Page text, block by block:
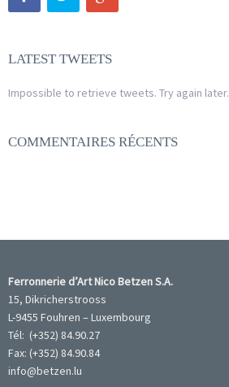
LATEST TWEETS
Impossible to retrieve tweets. Try again later.
COMMENTAIRES RÉCENTS
Ferronnerie d’Art Nico Betzen S.A.
15, Dikricherstrooss
L-9455 Fouhren – Luxembourg
Tél: (+352) 84.90.27
Fax: (+352) 84.90.84
info@betzen.lu